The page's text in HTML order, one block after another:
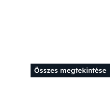
Összes megtekintése